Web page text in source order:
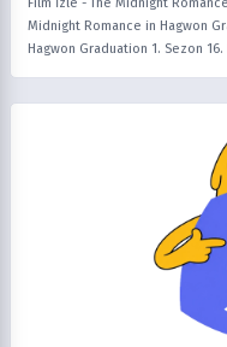
Midnight Romance in Hagwon
Hagwon Graduation 1. Sezon 16.